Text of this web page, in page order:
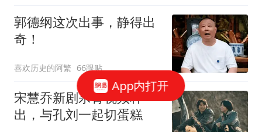
郭德纲这次出事，静得出
奇！
喜欢历史的阿繁 66跟贴
宋慧乔新剧杀青视频释
出，与孔刘一起切蛋糕
App内打开